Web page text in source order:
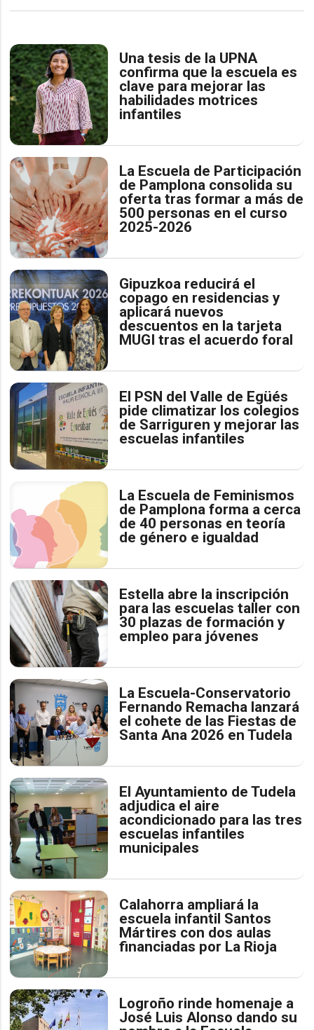
Una tesis de la UPNA
confirma que la escuela es
clave para mejorar las
habilidades motrices
infantiles
La Escuela de Participación
de Pamplona consolida su
oferta tras formar a más de
500 personas en el curso
2025-2026
Gipuzkoa reducirá el
copago en residencias y
aplicará nuevos
descuentos en la tarjeta
MUGI tras el acuerdo foral
El PSN del Valle de Egüés
pide climatizar los colegios
de Sarriguren y mejorar las
escuelas infantiles
La Escuela de Feminismos
de Pamplona forma a cerca
de 40 personas en teoría
de género e igualdad
Estella abre la inscripción
para las escuelas taller con
30 plazas de formación y
empleo para jóvenes
La Escuela-Conservatorio
Fernando Remacha lanzará
el cohete de las Fiestas de
Santa Ana 2026 en Tudela
El Ayuntamiento de Tudela
adjudica el aire
acondicionado para las tres
escuelas infantiles
municipales
Calahorra ampliará la
escuela infantil Santos
Mártires con dos aulas
financiadas por La Rioja
Logroño rinde homenaje a
José Luis Alonso dando su